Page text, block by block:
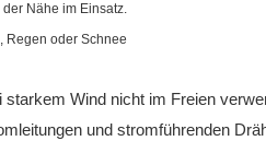
Nähe im Einsatz.
Regen oder Schnee
Wind nicht im Freien
und stromführenden